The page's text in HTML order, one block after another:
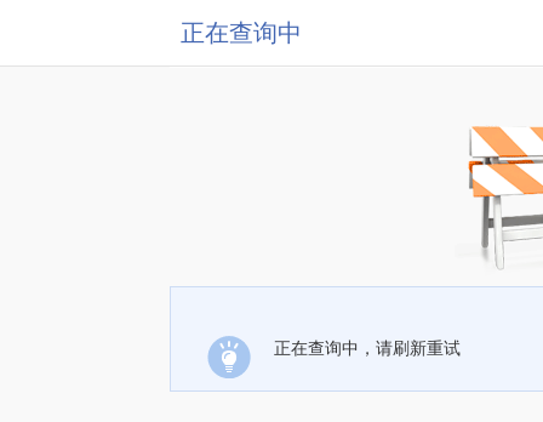
正在查询中
正在查询中，请刷新重试